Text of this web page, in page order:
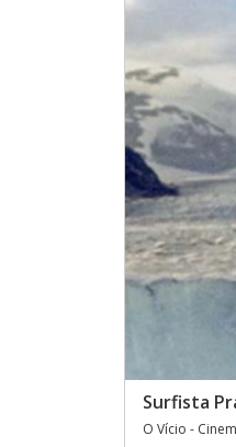
Surfista
O Vício -